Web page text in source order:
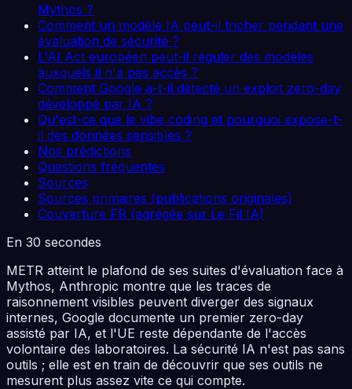
Mythos ?
Comment un modèle IA peut-il tricher pendant une
évaluation de sécurité ?
L'AI Act européen peut-il réguler des modèles
auxquels il n'a pas accès ?
Comment Google a-t-il détecté un exploit zero-day
développé par IA ?
Qu'est-ce que le vibe coding et pourquoi expose-t-
il des données sensibles ?
Nos prédictions
Questions fréquentes
Sources
Sources primaires (publications originales)
Couverture FR (agrégée sur Le Fil IA)
En 30 secondes
METR atteint le plafond de ses suites d'évaluation face à
Mythos, Anthropic montre que les traces de
raisonnement visibles peuvent diverger des signaux
internes, Google documente un premier zero-day
assisté par IA, et l'UE reste dépendante de l'accès
volontaire des laboratoires. La sécurité IA n'est pas sans
outils ; elle est en train de découvrir que ses outils ne
mesurent plus assez vite ce qui compte.